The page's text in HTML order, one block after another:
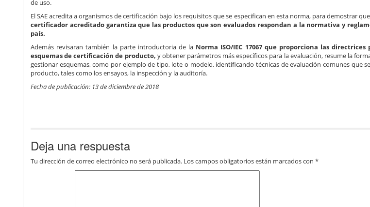
de uso.
El SAE acredita a organismos de certificación bajo los requisitos que se especifican en esta norma, para demostrar
certificador acreditado garantiza que las productos que son evaluados respondan a la normativa y
país.
Además revisaran también la parte introductoria de la Norma ISO/IEC 17067 que proporciona las
esquemas de certificación de producto, y obtener parámetros más específicos para la evaluación, resume la
gestionar esquemas, como por ejemplo de tipo, lote o modelo, identificando técnicas de evaluación comunes que
producto, tales como los ensayos, la inspección y la auditoría.
Fecha de publicación: 13 de diciembre de 2018
Deja una respuesta
Tu dirección de correo electrónico no será publicada. Los campos obligatorios están marcados con*